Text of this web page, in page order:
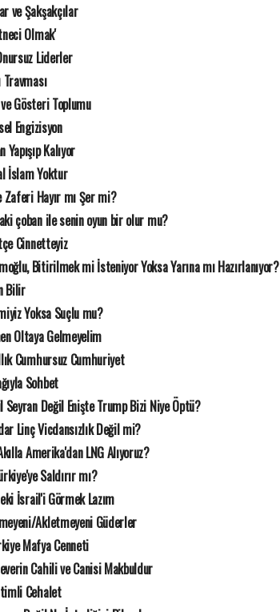
ve Şakşakçılar
Olmak'
Liderler
Travması
Gösteri Toplumu
Engizisyon
Kalıyor
İslam Yoktur
Hayır mı Şer mi?
çoban ile senin oyun bir olur mu?
Cinnetteyiz
Bitirilmek mi İsteniyor Yoksa Yarına mı Hazırlanıyor?
Bilir
Yoksa Suçlu mu?
Oltaya Gelmeyelim
Cumhursuz Cumhuriyet
Sohbet
Değil Enişte Trump Bizi Niye Öptü?
Linç Vicdansızlık Değil mi?
Amerika'dan LNG Alıyoruz?
Saldırır mı?
İsrail'i Görmek Lazım
Akletmeyeni Güderler
Mafya Cenneti
Cahili ve Canisi Makbuldur
Cehalet